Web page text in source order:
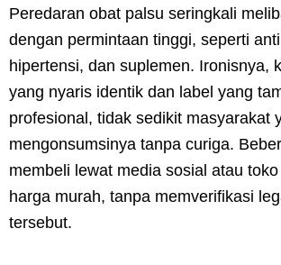
Peredaran obat palsu seringkali
dengan permintaan tinggi, seperti
hipertensi, dan suplemen. Ironisnya,
yang nyaris identik dan label yang
profesional, tidak sedikit masyarakat
mengonsumsinya tanpa curiga.
membeli lewat media sosial atau
harga murah, tanpa memverifikasi
tersebut.